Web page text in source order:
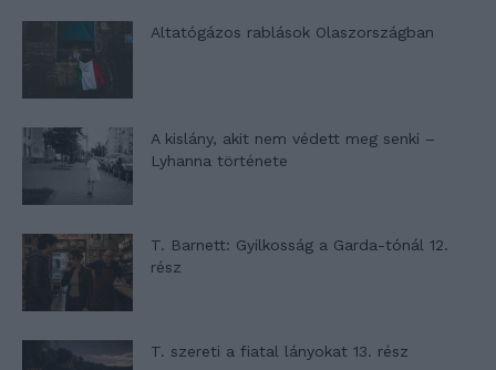
Altatógázos rablások Olaszországban
A kislány, akit nem védett meg senki –
Lyhanna története
T. Barnett: Gyilkosság a Garda-tónál 12.
rész
T. szereti a fiatal lányokat 13. rész